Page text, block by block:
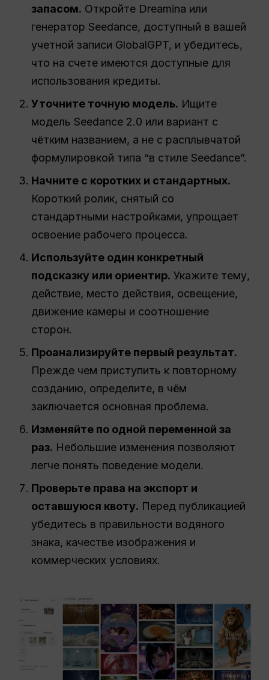
запасом. Откройте Dreamina или
генератор Seedance, доступный в вашей
учетной записи GlobalGPT, и убедитесь,
что на счете имеются доступные для
использования кредиты.
Уточните точную модель. Ищите
модель Seedance 2.0 или вариант с
чётким названием, а не с расплывчатой
формулировкой типа “в стиле Seedance”.
Начните с коротких и стандартных.
Короткий ролик, снятый со
стандартными настройками, упрощает
освоение рабочего процесса.
Используйте один конкретный
подсказку или ориентир. Укажите тему,
действие, место действия, освещение,
движение камеры и соотношение
сторон.
Проанализируйте первый результат.
Прежде чем приступить к повторному
созданию, определите, в чём
заключается основная проблема.
Изменяйте по одной переменной за
раз. Небольшие изменения позволяют
легче понять поведение модели.
Проверьте права на экспорт и
оставшуюся квоту. Перед публикацией
убедитесь в правильности водяного
знака, качестве изображения и
коммерческих условиях.